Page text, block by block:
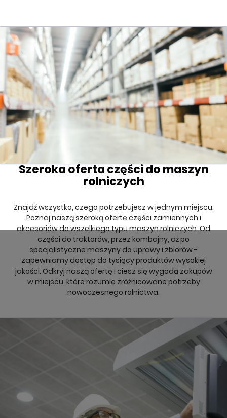
Szeroka oferta części do maszyn
rolniczych
Znajdź wszystko, czego potrzebujesz w jednym miejscu.
Poznaj naszą szeroką ofertę części zamiennych i
akcesoriów do wszelkiego typu maszyn rolniczych. Od
części do traktorów, przez kombajny, aż po
specjalistyczne maszyny do uprawy i zbiorów -
zapewniamy dostęp do tysięcy produktów wysokiej
jakości. Odkryj naszą ofertę i ciesz się wygodą zakupów
w miejscu, które rozumie zróżnicowane potrzeby
nowoczesnego rolnictwa.